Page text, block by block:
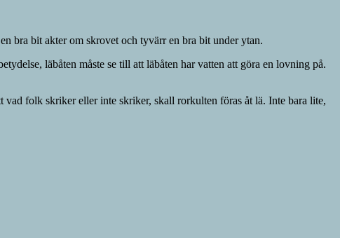
bra bit akter om skrovet och tyvärr en bra bit under ytan.
läbåten måste se till att läbåten har vatten att göra en lovning på.
vad folk skriker eller inte skriker, skall rorkulten föras åt lä. Inte bara lite,